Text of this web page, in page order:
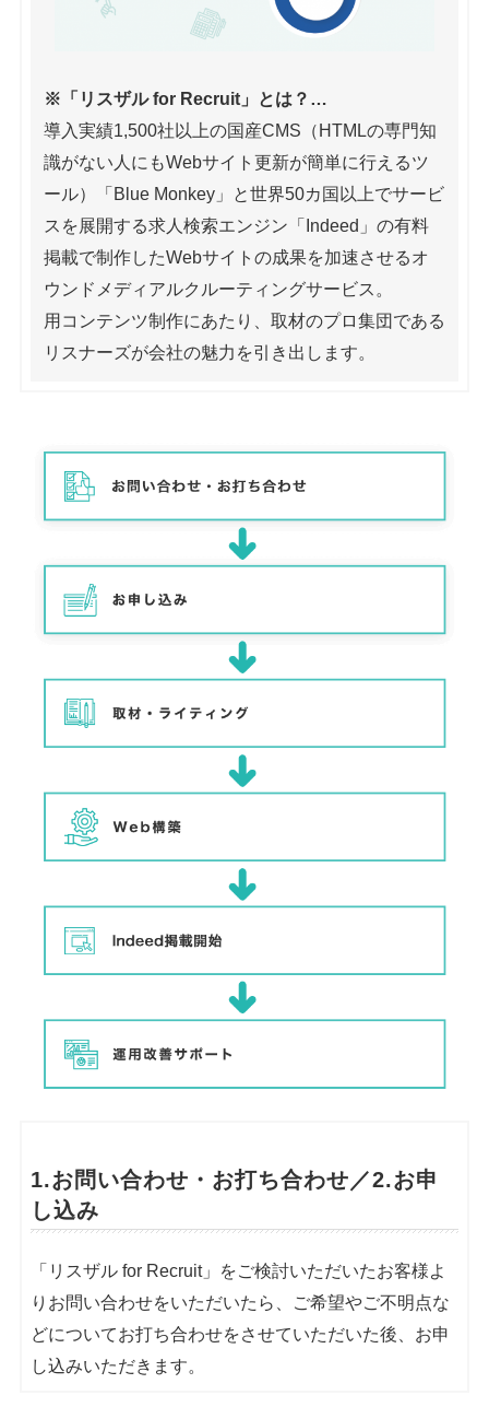
※「リスザル for Recruit」とは？…
導入実績1,500社以上の国産CMS（HTMLの専門知
識がない人にもWebサイト更新が簡単に行えるツ
ール）「Blue Monkey」と世界50カ国以上でサービ
スを展開する求人検索エンジン「Indeed」の有料
掲載で制作したWebサイトの成果を加速させるオ
ウンドメディアルクルーティングサービス。
用コンテンツ制作にあたり、取材のプロ集団である
リスナーズが会社の魅力を引き出します。
1.お問い合わせ・お打ち合わせ／2.お申
し込み
「リスザル for Recruit」をご検討いただいたお客様よ
りお問い合わせをいただいたら、ご希望やご不明点な
どについてお打ち合わせをさせていただいた後、お申
し込みいただきます。